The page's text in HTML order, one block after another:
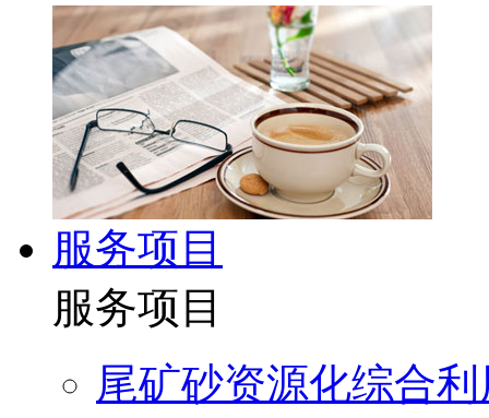
服务项目
服务项目
尾矿砂资源化综合利